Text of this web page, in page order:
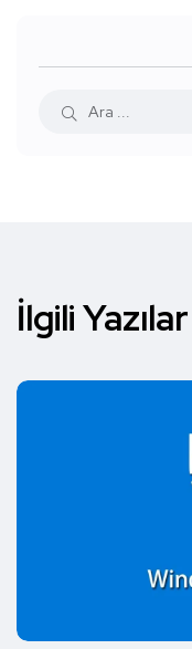
İlgili Yazılar